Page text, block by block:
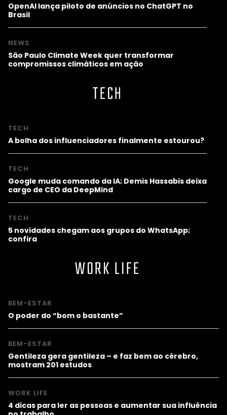
OpenAI lança piloto de anúncios no ChatGPT no
Brasil
NEWS
São Paulo Climate Week quer transformar
compromissos climáticos em ação
TECH
TECH
A bolha dos influenciadores finalmente estourou?
TECH
Google muda comando da IA; Demis Hassabis deixa
cargo de CEO da DeepMind
TECH
5 novidades chegam aos grupos do WhatsApp;
confira
WORK LIFE
BEM-ESTAR
O poder do “bom o bastante”
BEM-ESTAR
Gentileza gera gentileza – e faz bem ao cérebro,
mostram 201 estudos
WORK LIFE
4 dicas para ler as pessoas e aumentar sua influência